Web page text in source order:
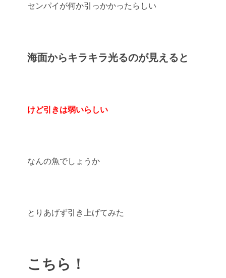
センパイが何か引っかかったらしい
海面からキラキラ光るのが見えると
けど引きは弱いらしい
なんの魚でしょうか
とりあげず引き上げてみた
こちら！